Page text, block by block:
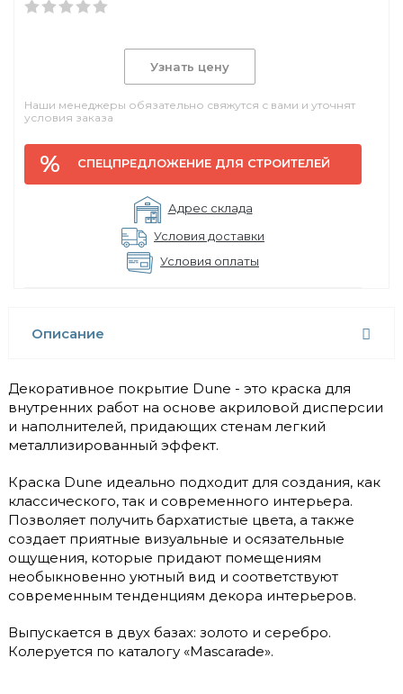
Узнать цену
Наши менеджеры обязательно свяжутся с вами и уточнят
условия заказа
СПЕЦПРЕДЛОЖЕНИЕ ДЛЯ СТРОИТЕЛЕЙ
Адрес склада
Условия доставки
Условия оплаты
Описание
Декоративное покрытие Dune - это краска для
внутренних работ на основе акриловой дисперсии
и наполнителей, придающих стенам легкий
металлизированный эффект.
Краска Dune идеально подходит для создания, как
классического, так и современного интерьера.
Позволяет получить бархатистые цвета, а также
создает приятные визуальные и осязательные
ощущения, которые придают помещениям
необыкновенно уютный вид и соответствуют
современным тенденциям декора интерьеров.
Выпускается в двух базах: золото и серебро.
Колеруется по каталогу «Mascarade».